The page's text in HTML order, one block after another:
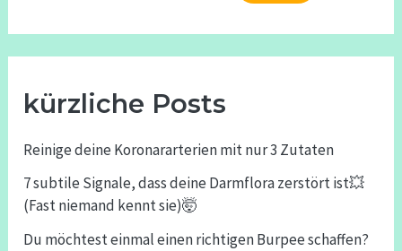
kürzliche Posts
Reinige deine Koronararterien mit nur 3 Zutaten
7 subtile Signale, dass deine Darmflora zerstört ist💥
(Fast niemand kennt sie)🤯
Du möchtest einmal einen richtigen Burpee schaffen?